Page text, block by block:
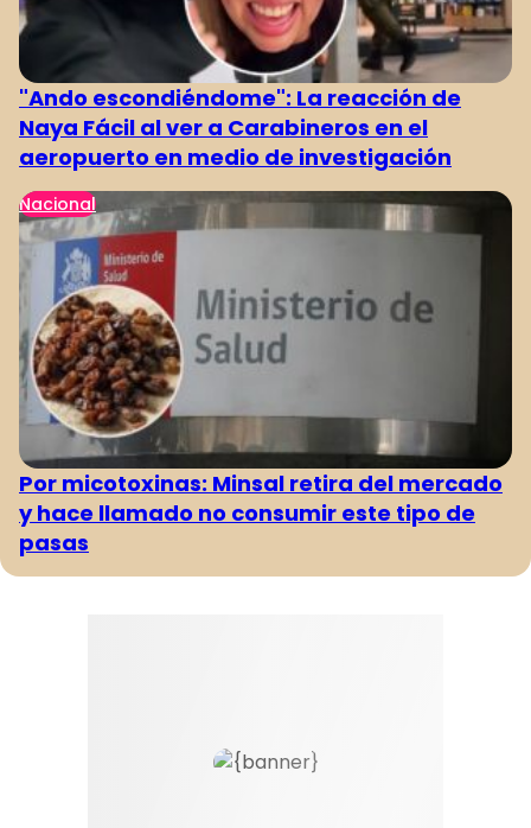
"Ando escondiéndome": La reacción de
Naya Fácil al ver a Carabineros en el
aeropuerto en medio de investigación
Nacional
Por micotoxinas: Minsal retira del mercado
y hace llamado no consumir este tipo de
pasas